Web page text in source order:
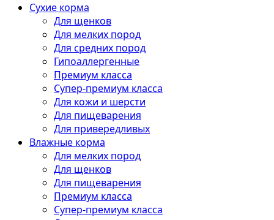
Сухие корма
Для щенков
Для мелких пород
Для средних пород
Гипоаллергенные
Премиум класса
Супер-премиум класса
Для кожи и шерсти
Для пищеварения
Для привередливых
Влажные корма
Для мелких пород
Для щенков
Для пищеварения
Премиум класса
Супер-премиум класса